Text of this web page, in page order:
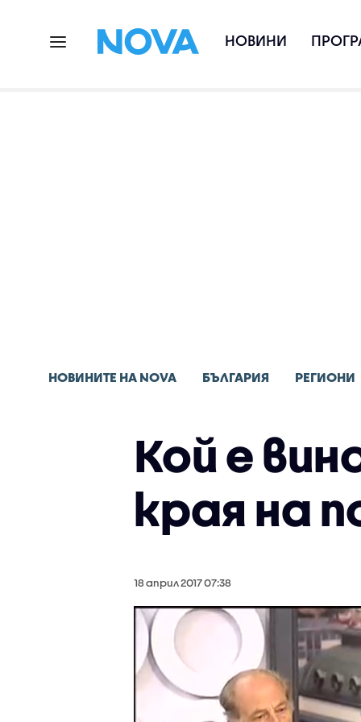
НОВИНИ
НОВИНИТЕ НА NOVA БЪЛГАРИЯ РЕГИОНИ
Кой е
края на
18 април 2017 07:38